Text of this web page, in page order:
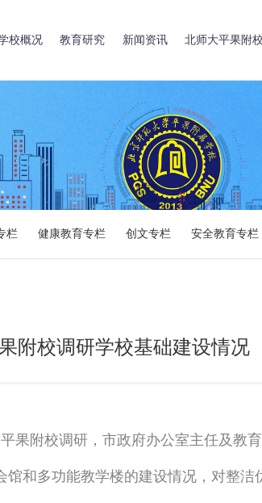
校概况 教育研究 新闻资讯 北师大平果附
栏 健康教育专栏 创文专栏 安全教育专栏
附校调研学校基础建设情况
果附校调研，市政府办公室主任及教
和多功能教学楼的建设情况，对整